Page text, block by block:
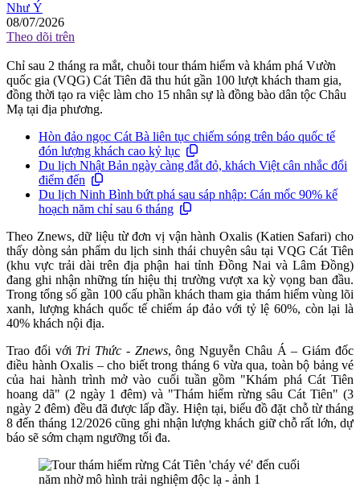
Như Ý
08/07/2026
Theo dõi trên
Chỉ sau 2 tháng ra mắt, chuỗi tour thám hiểm và khám phá Vườn
quốc gia (VQG) Cát Tiên đã thu hút gần 100 lượt khách tham gia,
đồng thời tạo ra việc làm cho 15 nhân sự là đồng bào dân tộc Châu
Mạ tại địa phương.
Hòn đảo ngọc Cát Bà liên tục chiếm sóng trên báo quốc tế
đón lượng khách cao kỷ lục
Du lịch Nhật Bản ngày càng đắt đỏ, khách Việt cân nhắc đổi
điểm đến
Du lịch Ninh Bình bứt phá sau sáp nhập: Cán mốc 90% kế
hoạch năm chỉ sau 6 tháng
Theo Znews, dữ liệu từ đơn vị vận hành Oxalis (Katien Safari) cho
thấy dòng sản phẩm du lịch sinh thái chuyên sâu tại VQG Cát Tiên
(khu vực trải dài trên địa phận hai tỉnh Đồng Nai và Lâm Đồng)
đang ghi nhận những tín hiệu thị trường vượt xa kỳ vọng ban đầu.
Trong tổng số gần 100 cấu phần khách tham gia thám hiểm vùng lõi
xanh, lượng khách quốc tế chiếm áp đảo với tỷ lệ 60%, còn lại là
40% khách nội địa.
Trao đổi với Tri Thức - Znews, ông Nguyễn Châu Á – Giám đốc
điều hành Oxalis – cho biết trong tháng 6 vừa qua, toàn bộ bảng vé
của hai hành trình mở vào cuối tuần gồm "Khám phá Cát Tiên
hoang dã" (2 ngày 1 đêm) và "Thám hiểm rừng sâu Cát Tiên" (3
ngày 2 đêm) đều đã được lấp đầy. Hiện tại, biểu đồ đặt chỗ từ tháng
8 đến tháng 12/2026 cũng ghi nhận lượng khách giữ chỗ rất lớn, dự
báo sẽ sớm chạm ngưỡng tối đa.